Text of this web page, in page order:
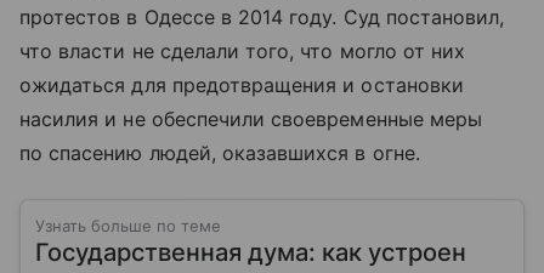
протестов в Одессе в 2014 году. Суд постановил,
что власти не сделали того, что могло от них
ожидаться для предотвращения и остановки
насилия и не обеспечили своевременные меры
по спасению людей, оказавшихся в огне.
Узнать больше по теме
Государственная дума: как устроен